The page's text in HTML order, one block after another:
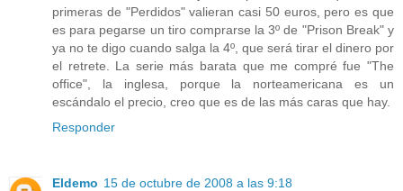
primeras de "Perdidos" valieran casi 50 euros, pero es que
es para pegarse un tiro comprarse la 3º de "Prison Break" y
ya no te digo cuando salga la 4º, que será tirar el dinero por
el retrete. La serie más barata que me compré fue "The
office", la inglesa, porque la norteamericana es un
escándalo el precio, creo que es de las más caras que hay.
Responder
Eldemo 15 de octubre de 2008 a las 9:18